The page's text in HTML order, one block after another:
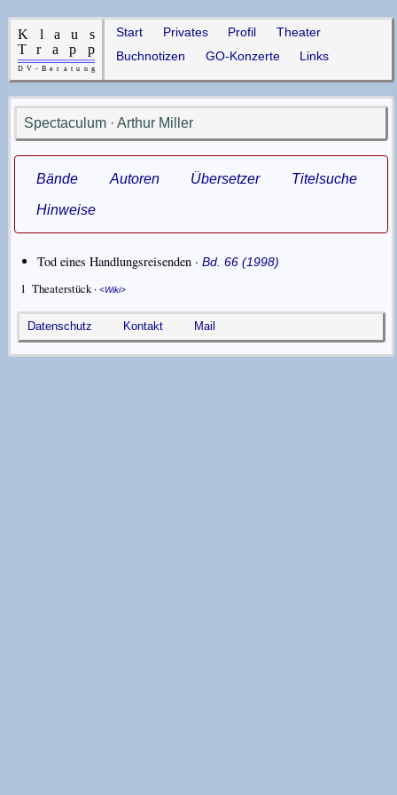
Start Privates Profil
Theater
Buchnotizen
GO-Konzerte Links
Spectaculum · Arthur Miller
Bände Autoren Übersetzer Titelsuche
Hinweise
Tod eines Handlungsreisenden ·Bd. 66 (1998)
1 Theaterstück · Wiki
Datenschutz Kontakt Mail